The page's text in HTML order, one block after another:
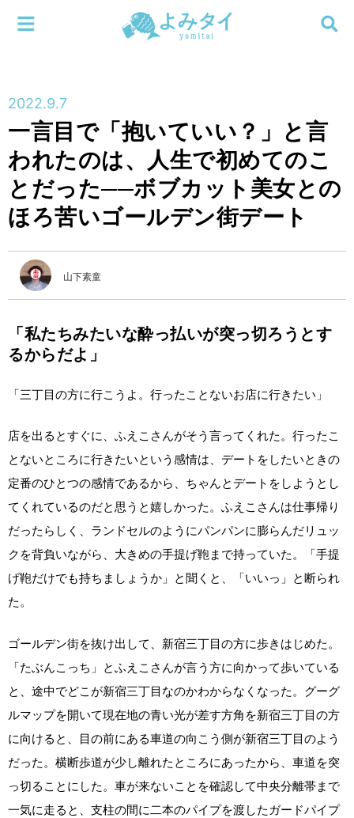
連載
新刊
特集
編集部
検索する
メニューを閉じる
2022.9.7
一言目で「抱いていい？」と言
われたのは、人生で初めてのこ
とだった──ボブカット美女との
ほろ苦いゴールデン街デート
山下素童
「私たちみたいな酔っ払いが突っ切ろうとす
るからだよ」
「三丁目の方に行こうよ。行ったことないお店に行きたい」
店を出るとすぐに、ふえこさんがそう言ってくれた。行ったこ
とないところに行きたいという感情は、デートをしたいときの
定番のひとつの感情であるから、ちゃんとデートをしようとし
てくれているのだと思うと嬉しかった。ふえこさんは仕事帰り
だったらしく、ランドセルのようにパンパンに膨らんだリュッ
クを背負いながら、大きめの手提げ鞄まで持っていた。「手提
げ鞄だけでも持ちましょうか」と聞くと、「いいっ」と断られ
た。
ゴールデン街を抜け出して、新宿三丁目の方に歩きはじめた。
「たぶんこっち」とふえこさんが言う方に向かって歩いている
と、途中でどこが新宿三丁目なのかわからなくなった。グーグ
ルマップを開いて現在地の青い光が差す方角を新宿三丁目の方
に向けると、目の前にある車道の向こう側が新宿三丁目のよう
だった。横断歩道が少し離れたところにあったから、車道を突
っ切ることにした。車が来ないことを確認して中央分離帯まで
一気に走ると、支柱の間に二本のパイプを渡したガードパイプ